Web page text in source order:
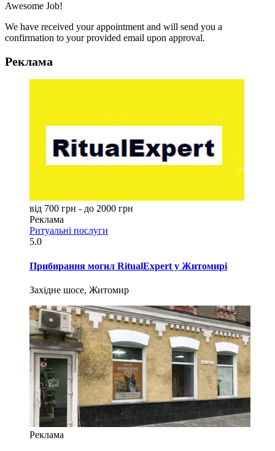
Awesome Job!
We have received your appointment and will send you a
confirmation to your provided email upon approval.
Реклама
від 700 грн - до 2000 грн
Реклама
Ритуальні послуги
5.0
Прибирання могил RitualExpert у Житомирі
Західне шосе, Житомир
Реклама